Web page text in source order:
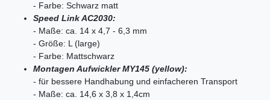
- Farbe: Schwarz matt
Speed Link AC2030:
- Maße: ca. 14 x 4,7 - 6,3 mm
- Größe: L (large)
- Farbe: Mattschwarz
Montagen Aufwickler MY145 (yellow):
- für bessere Handhabung und einfacheren Transport
- Maße: ca. 14,6 x 3,8 x 1,4cm